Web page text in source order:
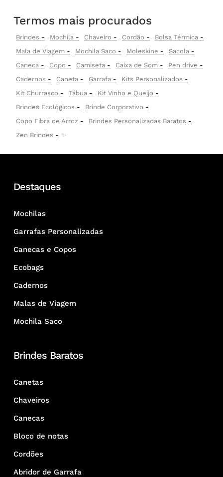
Termos mais procurados
Brindes Mochila Chaveiro Cordão
Bolsa Térmica
Mala de Viagem
Mochila Saco Moleskine
Sacola
Caneca
Copo Camiseta Caixa de Som
Pen drive
Cadernos
Caneta Garrafa
Kits Personalizados
Kit Churrasco
Tábua
Kit Vinho e Queijo
Brindes Ecológicos
Brinde Corporativo
Copo Fibra de Arroz
Brindes Personalizadas Baratos
Zen Brindes
✨
Destaques
Mochilas
Garrafas Personalizadas
Canecas e Copos
Ecobags
Cadernos
Malas de Viagem
Mochila Saco
Brindes Baratos
Canetas
Chaveiros
Canecas
Bloco de notas
Cordões
Abridor de Garrafa